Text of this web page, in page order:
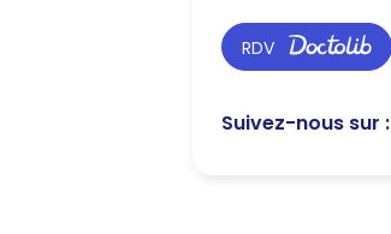
RDV
Suivez-nous sur :